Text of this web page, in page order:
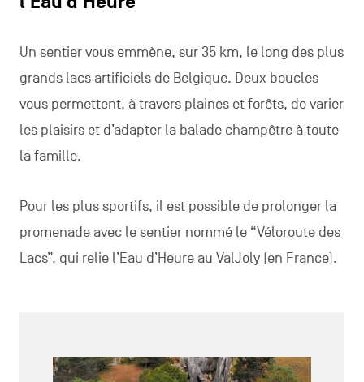
Un sentier vous emmène, sur 35 km, le long des plus
grands lacs artificiels de Belgique. Deux boucles
vous permettent, à travers plaines et forêts, de varier
les plaisirs et d’adapter la balade champêtre à toute
la famille.
Pour les plus sportifs, il est possible de prolonger la
promenade avec le sentier nommé le “Véloroute des
Lacs”, qui relie l’Eau d’Heure au ValJoly(en France).